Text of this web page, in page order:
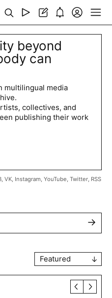
beyond
can
multilingual media
collectives, and
publishing their work
, VK, Instagram, YouTube, Twitter, RSS
→
Featured